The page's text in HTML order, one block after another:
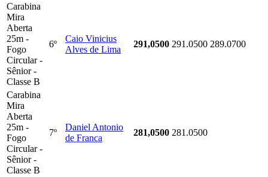
Carabina
Mira
Aberta
25m -
Fogo
Circular -
Sênior -
Classe B
6º
Caio Vinicius
Alves de Lima
291,0500 291.0500 289.0700
Carabina
Mira
Aberta
25m -
Fogo
Circular -
Sênior -
Classe B
7º
Daniel Antonio
de Franca
281,0500 281.0500